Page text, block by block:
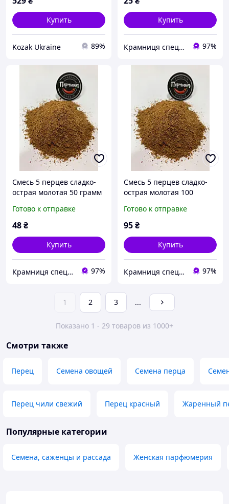
Купить
Kozak Ukraine 89%
Купить
Крамниця спецій "Перчика" 97%
Смесь 5 перцев сладко-
острая молотая 50 грамм
Готово к отправке
48₴
Купить
Крамниця спецій "Перчика" 97%
Смесь 5 перцев сладко-
острая молотая 100
Готово к отправке
95₴
Купить
Крамниця спецій "Перчика" 97%
1 2 3 ...
Показано 1 - 29 товаров из 1000+
Смотри также
Перец Семена овощей Семена перца
Перец чили свежий Перец красный Жаренный
Популярные категории
Семена, саженцы и рассада Женская парфюмерия